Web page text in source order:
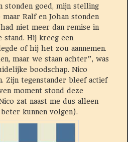
stonden goed, mijn stelling
Ralf en Johan stonden
niet meer dan remise in
stand. Hij kreeg een
of hij het zou aannemen.
maar we staan achter”, was
boodschap. Nico
Zijn tegenstander bleef actief
moment stond deze
zat naast me dus alleen
kunnen volgen).